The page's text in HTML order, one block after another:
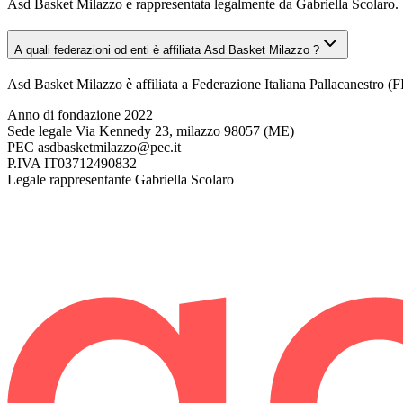
Asd Basket Milazzo è rappresentata legalmente da Gabriella Scolaro.
A quali federazioni od enti è affiliata Asd Basket Milazzo ?
Asd Basket Milazzo è affiliata a Federazione Italiana Pallacanestro
Anno di fondazione 2022
Sede legale Via Kennedy 23, milazzo 98057 (ME)
PEC asdbasketmilazzo@pec.it
P.IVA IT03712490832
Legale rappresentante Gabriella Scolaro